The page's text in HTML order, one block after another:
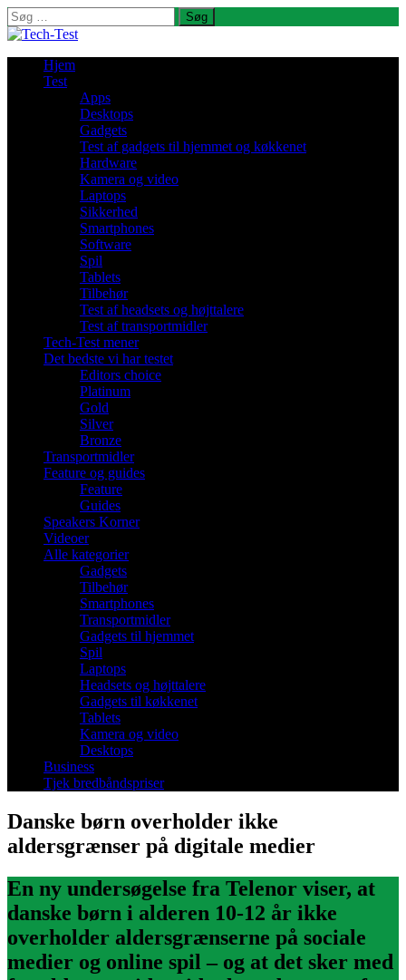
Søg
efter:
Hjem
Test
Apps
Desktops
Gadgets
Test af gadgets til hjemmet og køkkenet
Hardware
Kamera og video
Laptops
Sikkerhed
Smartphones
Software
Spil
Tablets
Tilbehør
Test af headsets og højttalere
Test af transportmidler
Tech-Test mener
Det bedste vi har testet
Editors choice
Platinum
Gold
Silver
Bronze
Transportmidler
Feature og guides
Feature
Guides
Speakers Korner
Videoer
Alle kategorier
Gadgets
Tilbehør
Smartphones
Transportmidler
Gadgets til hjemmet
Spil
Laptops
Headsets og højttalere
Gadgets til køkkenet
Tablets
Kamera og video
Desktops
Business
Tjek bredbåndspriser
Danske børn overholder ikke
aldersgrænser på digitale medier
En ny undersøgelse fra Telenor viser, at
danske børn i alderen 10-12 år ikke
overholder aldersgrænserne på sociale
medier og online spil – og at det sker med